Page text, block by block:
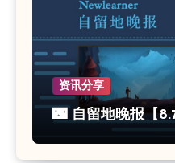
资讯分享
🌃 自留地晚报【